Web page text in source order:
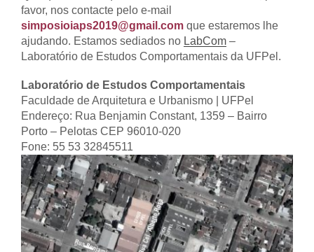
favor, nos contacte pelo e-mail
simposioiaps2019@gmail.com que estaremos lhe
ajudando. Estamos sediados no LabCom –
Laboratório de Estudos Comportamentais da UFPel.
Laboratório de Estudos Comportamentais
Faculdade de Arquitetura e Urbanismo | UFPel
Endereço: Rua Benjamin Constant, 1359 – Bairro
Porto – Pelotas CEP 96010-020
Fone: 55 53 32845511